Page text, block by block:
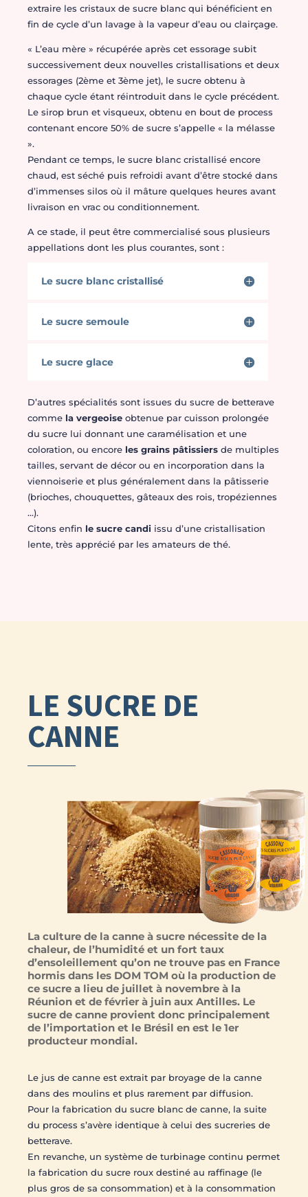
extraire les cristaux de sucre blanc qui bénéficient en
fin de cycle d’un lavage à la vapeur d’eau ou clairçage.
« L’eau mère » récupérée après cet essorage subit
successivement deux nouvelles cristallisations et deux
essorages (2ème et 3ème jet), le sucre obtenu à
chaque cycle étant réintroduit dans le cycle précédent.
Le sirop brun et visqueux, obtenu en bout de process
contenant encore 50% de sucre s’appelle « la mélasse
».
Pendant ce temps, le sucre blanc cristallisé encore
chaud, est séché puis refroidi avant d’être stocké dans
d’immenses silos où il mâture quelques heures avant
livraison en vrac ou conditionnement.
A ce stade, il peut être commercialisé sous plusieurs
appellations dont les plus courantes, sont :
Le sucre blanc cristallisé
Le sucre semoule
Le sucre glace
D’autres spécialités sont issues du sucre de betterave
comme la vergeoise obtenue par cuisson prolongée
du sucre lui donnant une caramélisation et une
coloration, ou encore les grains pâtissiers de multiples
tailles, servant de décor ou en incorporation dans la
viennoiserie et plus généralement dans la pâtisserie
(brioches, chouquettes, gâteaux des rois, tropéziennes
…).
Citons enfin le sucre candi issu d’une cristallisation
lente, très apprécié par les amateurs de thé.
LE SUCRE DE
CANNE
La culture de la canne à sucre nécessite de la
chaleur, de l’humidité et un fort taux
d’ensoleillement qu’on ne trouve pas en France
hormis dans les DOM TOM où la production de
ce sucre a lieu de juillet à novembre à la
Réunion et de février à juin aux Antilles. Le
sucre de canne provient donc principalement
de l’importation et le Brésil en est le 1er
producteur mondial.
Le jus de canne est extrait par broyage de la canne
dans des moulins et plus rarement par diffusion.
Pour la fabrication du sucre blanc de canne, la suite
du process s’avère identique à celui des sucreries de
betterave.
En revanche, un système de turbinage continu permet
la fabrication du sucre roux destiné au raffinage (le
plus gros de sa consommation) et à la consommation